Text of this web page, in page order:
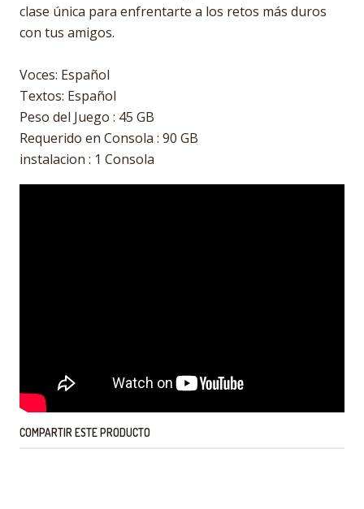
clase única para enfrentarte a los retos más duros
con tus amigos.
Voces: Español
Textos: Español
Peso del Juego : 45 GB
Requerido en Consola : 90 GB
instalacion : 1 Consola
COMPARTIR ESTE PRODUCTO